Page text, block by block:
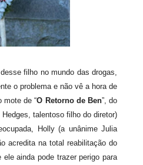
filho no mundo das drogas,
o problema e não vê a hora de
mote de “O Retorno de Ben”, do
talentoso filho do diretor)
Holly (a unânime Julia
acredita na total reabilitação do
ainda pode trazer perigo para